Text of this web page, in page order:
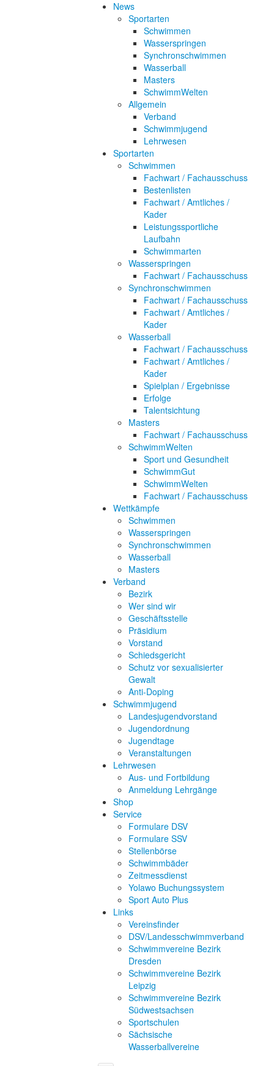
News
Sportarten
Schwimmen
Wasserspringen
Synchronschwimmen
Wasserball
Masters
SchwimmWelten
Allgemein
Verband
Schwimmjugend
Lehrwesen
Sportarten
Schwimmen
Fachwart / Fachausschuss
Bestenlisten
Fachwart / Amtliches /
Kader
Leistungssportliche
Laufbahn
Schwimmarten
Wasserspringen
Fachwart / Fachausschuss
Synchronschwimmen
Fachwart / Fachausschuss
Fachwart / Amtliches /
Kader
Wasserball
Fachwart / Fachausschuss
Fachwart / Amtliches /
Kader
Spielplan / Ergebnisse
Erfolge
Talentsichtung
Masters
Fachwart / Fachausschuss
SchwimmWelten
Sport und Gesundheit
SchwimmGut
SchwimmWelten
Fachwart / Fachausschuss
Wettkämpfe
Schwimmen
Wasserspringen
Synchronschwimmen
Wasserball
Masters
Verband
Bezirk
Wer sind wir
Geschäftsstelle
Präsidium
Vorstand
Schiedsgericht
Schutz vor sexualisierter
Gewalt
Anti-Doping
Schwimmjugend
Landesjugendvorstand
Jugendordnung
Jugendtage
Veranstaltungen
Lehrwesen
Aus- und Fortbildung
Anmeldung Lehrgänge
Shop
Service
Formulare DSV
Formulare SSV
Stellenbörse
Schwimmbäder
Zeitmessdienst
Yolawo Buchungssystem
Sport Auto Plus
Links
Vereinsfinder
DSV/Landesschwimmverband
Schwimmvereine Bezirk
Dresden
Schwimmvereine Bezirk
Leipzig
Schwimmvereine Bezirk
Südwestsachsen
Sportschulen
Sächsische
Wasserballvereine